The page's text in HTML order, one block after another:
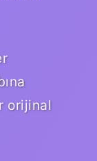
orijinal